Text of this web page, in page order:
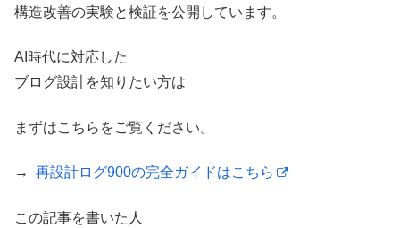
構造改善の実験と検証を公開しています。
AI時代に対応した
ブログ設計を知りたい方は
まずはこちらをご覧ください。
→ 再設計ログ900の完全ガイドはこちら
この記事を書いた人